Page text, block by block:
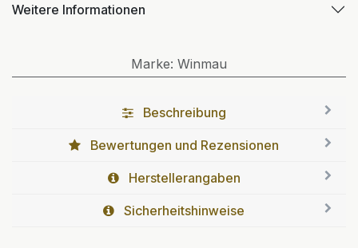
Weitere Informationen
Marke: Winmau
Beschreibung
Bewertungen und Rezensionen
Herstellerangaben
Sicherheitshinweise